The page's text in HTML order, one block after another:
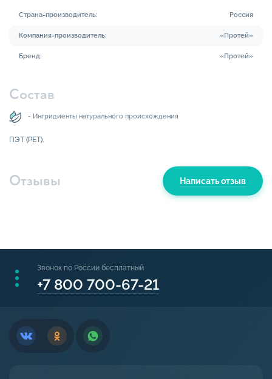
Страна-производитель: Россия
Компания-производитель: «Протей»
Бренд: «Протей»
Состав
- Ингридиенты натурального происхождения
ПЭТ (PET).
Отзывы Написать отзыв
Звонок по России бесплатный
+7 800 700-67-21